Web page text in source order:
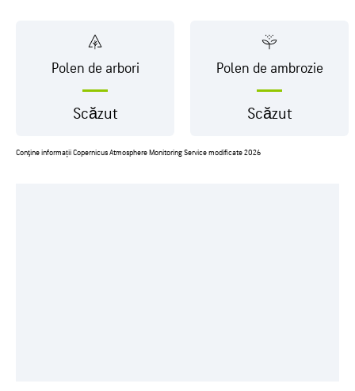
Polen de arbori
Scăzut
Polen de ambrozie
Scăzut
Conţine informații Copernicus Atmosphere Monitoring Service modificate 2026